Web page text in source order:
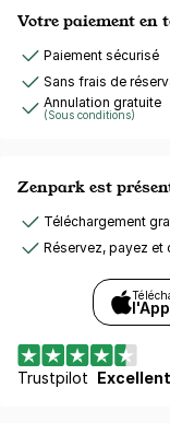
Votre paiement en
Paiement sécurisé
Sans frais de
Annulation gratuite
(Sous conditions)
Zenpark est
Téléchargement
Réservez, payez
Trustpilot